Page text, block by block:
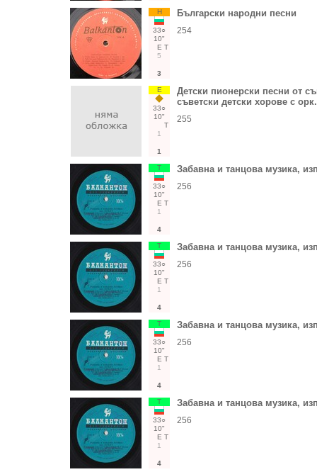
Н
33○
10"
Е Т
5
3
Български народни песни
254
Е
33○
10"
Т
1
1
Детски пионерски песни от
съветски детски хорове с орк.
255
Т
33○
10"
Е Т
1
4
Забавна и танцова музика,
256
Т
33○
10"
Е Т
1
4
Забавна и танцова музика,
256
Т
33○
10"
Е Т
1
4
Забавна и танцова музика,
256
Т
33○
10"
Е Т
1
4
Забавна и танцова музика,
256